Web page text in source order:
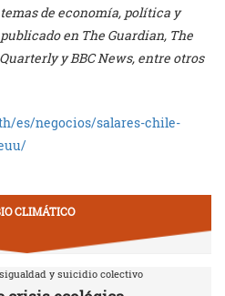
de economía, política y
en The Guardian, The
y BBC News, entre otros
es/negocios/salares-chile-
CLIMÁTICO
y suicidio colectivo